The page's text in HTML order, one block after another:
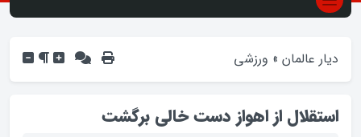
دیار عالمان » ورزشی
استقلال از اهواز دست خالی برگشت